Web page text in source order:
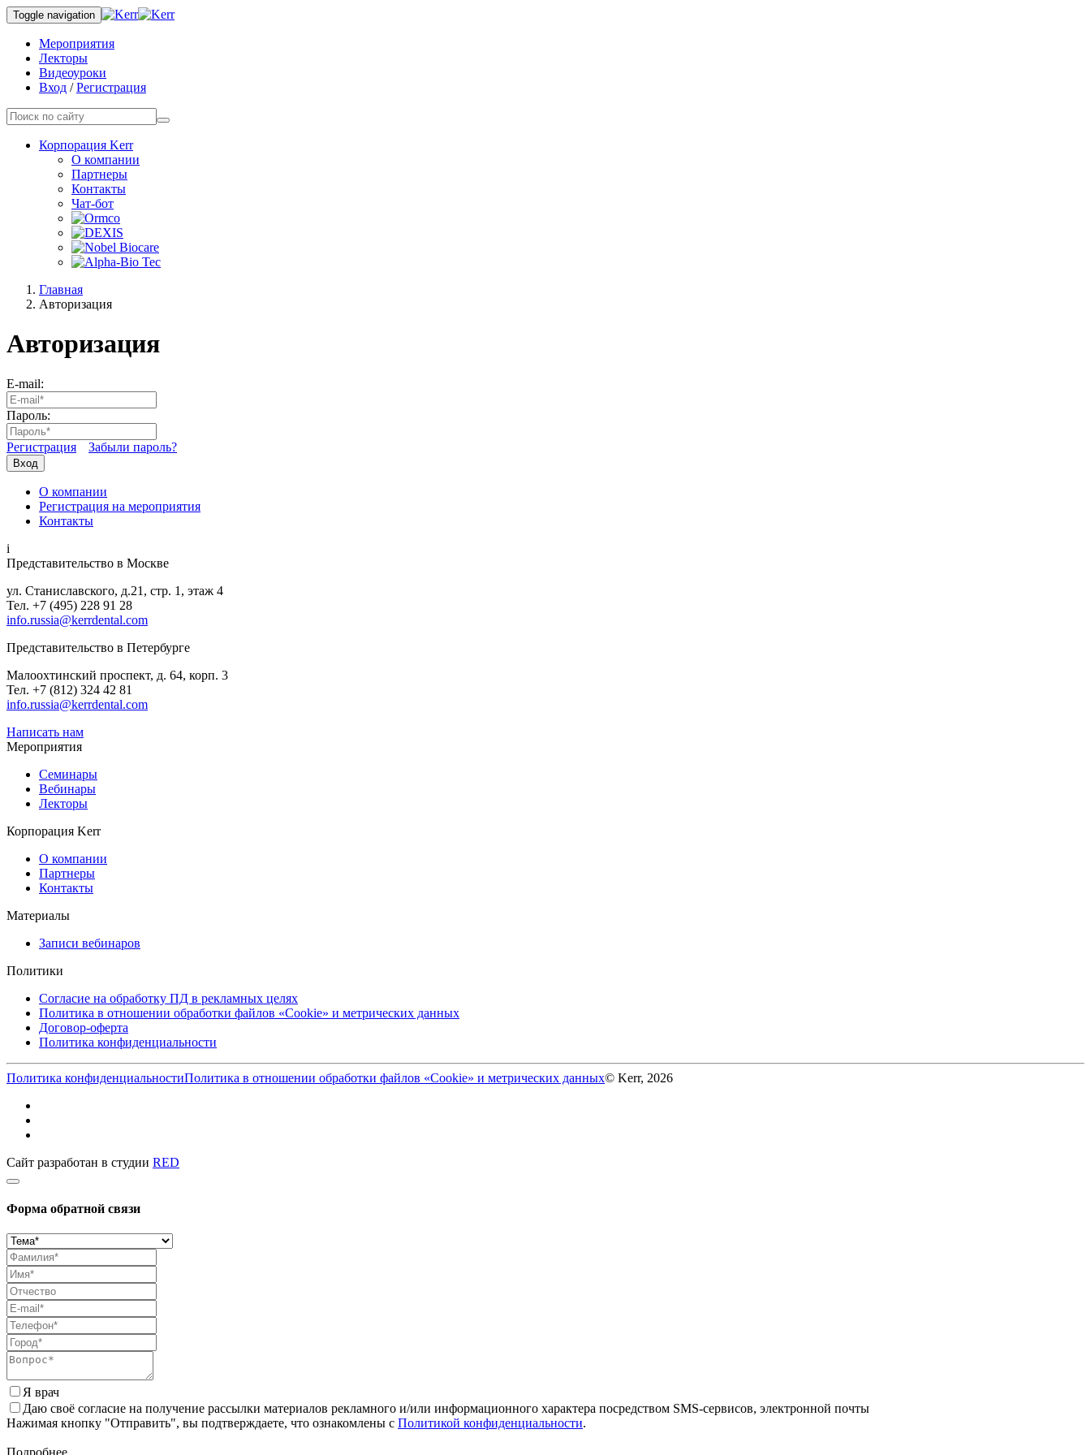
Toggle navigation
Мероприятия
Лекторы
Видеоуроки
Вход /Регистрация
Корпорация Kerr
О компании
Партнеры
Контакты
Чат-бот
Главная
Авторизация
Авторизация
E-mail:
Пароль:
Регистрация Забыли пароль?
Вход
О компании
Регистрация на мероприятия
Контакты
i
Представительство в Москве
ул. Станиславского, д.21, стр. 1, этаж 4
Тел. +7 (495) 228 91 28
info.russia@kerrdental.com
Представительство в Петербурге
Малоохтинский проспект, д. 64, корп. 3
Тел. +7 (812) 324 42 81
info.russia@kerrdental.com
Написать нам
Мероприятия
Семинары
Вебинары
Лекторы
Корпорация Kerr
О компании
Партнеры
Контакты
Материалы
Записи вебинаров
Политики
Согласие на обработку ПД в рекламных целях
Политика в отношении обработки файлов «Cookie» и метрических данных
Договор-оферта
Политика конфиденциальности
Политика конфиденциальностиПолитика в отношении обработки файлов «Cookie» и метрических данных© Kerr, 2026
Сайт разработан в студии RED
Форма обратной связи
Я врач
Даю своё согласие на получение рассылки материалов рекламного и/или информационного характера посредством SMS-сервисов, электронной почты
Нажимая кнопку "Отправить", вы подтверждаете, что ознакомлены с Политикой конфиденциальности.